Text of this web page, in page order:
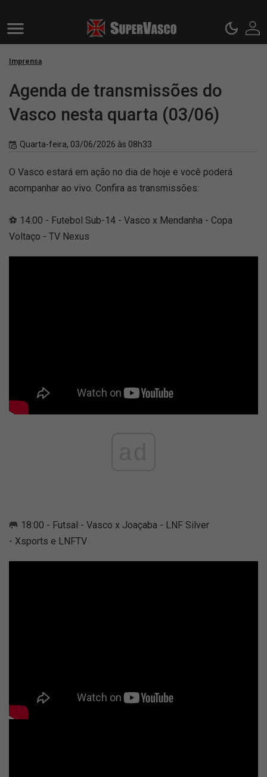
Imprensa
Agenda de transmissões do
Vasco nesta quarta (03/06)
Quarta-feira, 03/06/2026 às 08h33
O Vasco estará em ação no dia de hoje e você poderá
acompanhar ao vivo. Confira as transmissões:
⚽ 14:00 - Futebol Sub-14 - Vasco x Mendanha - Copa
Voltaço - TV Nexus
🥅 18:00 - Futsal - Vasco x Joaçaba - LNF Silver
- Xsports e LNFTV